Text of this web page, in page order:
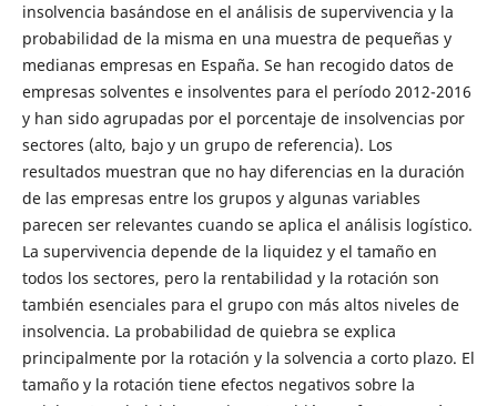
insolvencia basándose en el análisis de supervivencia y la
probabilidad de la misma en una muestra de pequeñas y
medianas empresas en España. Se han recogido datos de
empresas solventes e insolventes para el período 2012-2016
y han sido agrupadas por el porcentaje de insolvencias por
sectores (alto, bajo y un grupo de referencia). Los
resultados muestran que no hay diferencias en la duración
de las empresas entre los grupos y algunas variables
parecen ser relevantes cuando se aplica el análisis logístico.
La supervivencia depende de la liquidez y el tamaño en
todos los sectores, pero la rentabilidad y la rotación son
también esenciales para el grupo con más altos niveles de
insolvencia. La probabilidad de quiebra se explica
principalmente por la rotación y la solvencia a corto plazo. El
tamaño y la rotación tiene efectos negativos sobre la